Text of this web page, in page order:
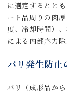
に選定するとと
ート品周りの肉
度、冷却時間）
による内部応力
バリ発生防止
バリ（成形品か